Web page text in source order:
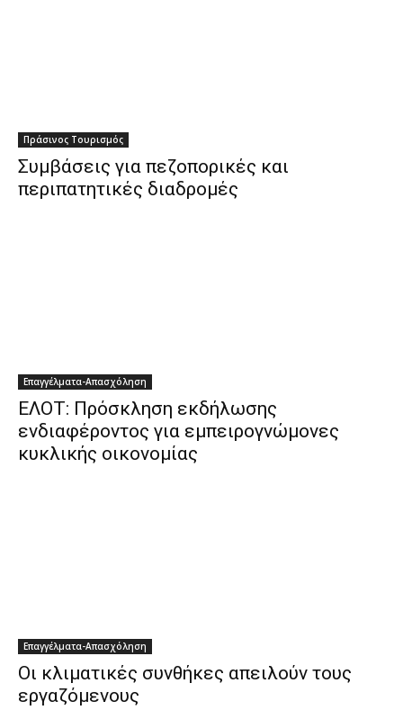
Πράσινος Τουρισμός
Συμβάσεις για πεζοπορικές και
περιπατητικές διαδρομές
Επαγγέλματα-Απασχόληση
ΕΛΟΤ: Πρόσκληση εκδήλωσης
ενδιαφέροντος για εμπειρογνώμονες
κυκλικής οικονομίας
Επαγγέλματα-Απασχόληση
Οι κλιματικές συνθήκες απειλούν τους
εργαζόμενους